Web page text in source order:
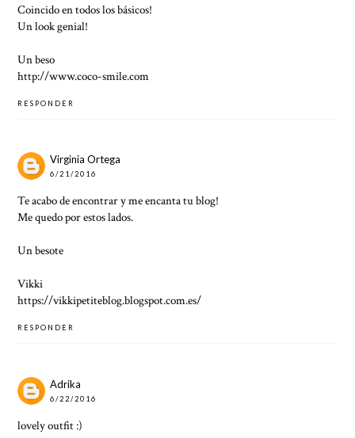
Coincido en todos los básicos!
Un look genial!
Un beso
http://www.coco-smile.com
RESPONDER
Virginia Ortega
6/21/2016
Te acabo de encontrar y me encanta tu blog!
Me quedo por estos lados.
Un besote
Vikki
https://vikkipetiteblog.blogspot.com.es/
RESPONDER
Adrika
6/22/2016
lovely outfit :)